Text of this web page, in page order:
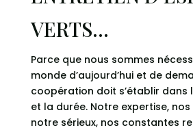
VERTS…
Parce que nous sommes
monde d’aujourd’hui et de
coopération doit s’établir dans
et la durée. Notre expertise,
notre sérieux, nos constantes